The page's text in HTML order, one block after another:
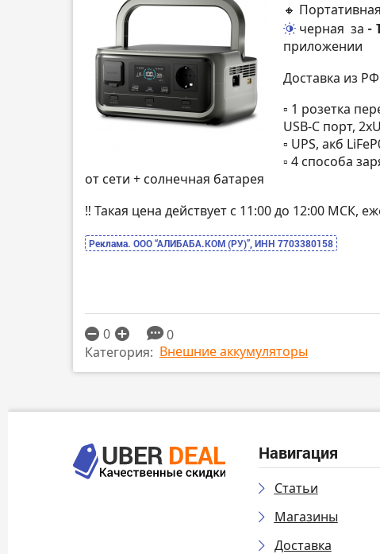
🔸
черная за -
приложении
Доставка из
▫️ 1 розетка
USB-C порт,
▫️ UPS, акб
▫️ 4 способа
от сети + солнечная батарея
‼️ Такая цена действует с 11:00 до 12:00 МСК,
Реклама. ООО “АЛИБАБА.КОМ (РУ)”, ИНН 7703380158
0
0
Категория: Внешние аккумуляторы
Навигация
Статьи
Магазины
Доставка